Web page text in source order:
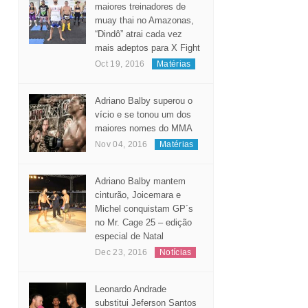
maiores treinadores de
muay thai no Amazonas,
“Dindô” atrai cada vez
mais adeptos para X Fight
Oct 19, 2016 Matérias
Adriano Balby superou o
vício e se tonou um dos
maiores nomes do MMA
Nov 04, 2016 Matérias
Adriano Balby mantem
cinturão, Joicemara e
Michel conquistam GP´s
no Mr. Cage 25 – edição
especial de Natal
Dec 23, 2016 Notícias
Leonardo Andrade
substitui Jeferson Santos